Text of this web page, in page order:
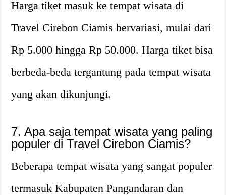
Harga tiket masuk ke tempat wisata di
Travel Cirebon Ciamis bervariasi, mulai dari
Rp 5.000 hingga Rp 50.000. Harga tiket bisa
berbeda-beda tergantung pada tempat wisata
yang akan dikunjungi.
7. Apa saja tempat wisata yang paling
populer di Travel Cirebon Ciamis?
Beberapa tempat wisata yang sangat populer
termasuk Kabupaten Pangandaran dan